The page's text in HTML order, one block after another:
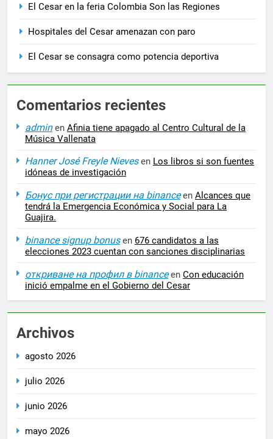
El Cesar en la feria Colombia Son las Regiones
Hospitales del Cesar amenazan con paro
El Cesar se consagra como potencia deportiva
Comentarios recientes
adminen Afinia tiene apagado al Centro Cultural de la
Música Vallenata
Hanner José Freyle Nievesen Los libros si son fuentes
idóneas de investigación
Бонус при регистрации на binanceen Alcances que
tendrá la Emergencia Económica y Social para La
Guajira.
binance signup bonusen 676 candidatos a las
elecciones 2023 cuentan con sanciones disciplinarias
откриване на профил в binanceen Con educación
inició empalme en el Gobierno del Cesar
Archivos
agosto 2026
julio 2026
junio 2026
mayo 2026